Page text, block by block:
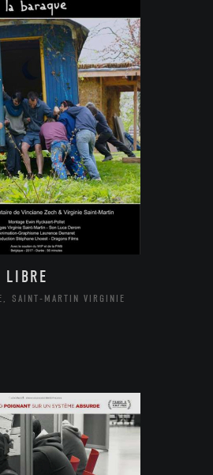
LIBRE
SAINT-MARTIN VIRGINIE